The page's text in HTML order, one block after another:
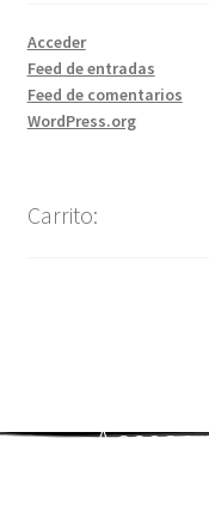
Acceder
Feed de entradas
Feed de comentarios
WordPress.org
Carrito: